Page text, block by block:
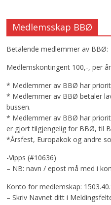
Medlemsskap BBØ
Betalende medlemmer av BBØ:
Medlemskontingent 100,-, per år
* Medlemmer av BBØ har
* Medlemmer av BBØ betaler
bussen.
* Medlemmer av BBØ har
er gjort tilgjengelig for BBØ, til
*Årsfest, Europakok og andre
-Vipps (#10636)
– NB: navn / epost må med i
Konto for medlemskap:
– Skriv Navnet ditt i